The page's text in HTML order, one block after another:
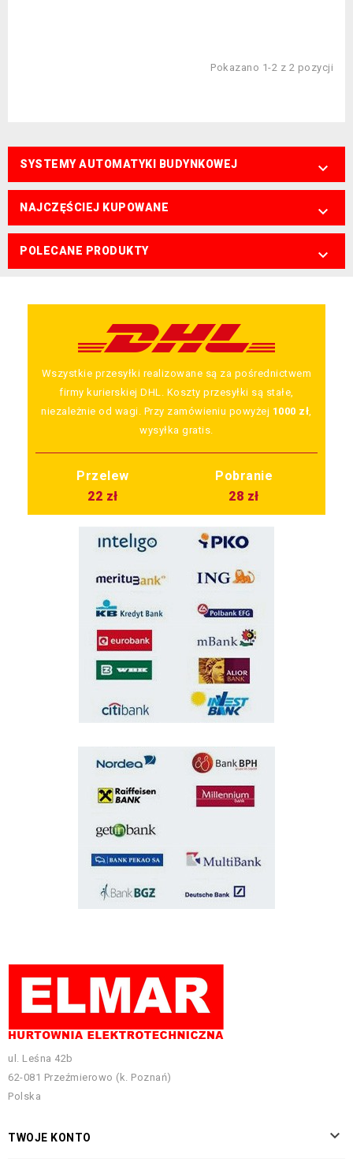
Pokazano 1-2 z 2 pozycji
SYSTEMY AUTOMATYKI BUDYNKOWEJ 
NAJCZĘŚCIEJ KUPOWANE 
POLECANE PRODUKTY 
Wszystkie przesyłki realizowane są za pośrednictwem
firmy kurierskiej DHL. Koszty przesyłki są stałe,
niezależnie od wagi. Przy zamówieniu powyżej 1000 zł
wysyłka gratis.
Przelew
Pobranie
22 zł
28 zł
ul. Leśna 42b
62-081 Przeźmierowo (k. Poznań)
Polska
TWOJE KONTO 